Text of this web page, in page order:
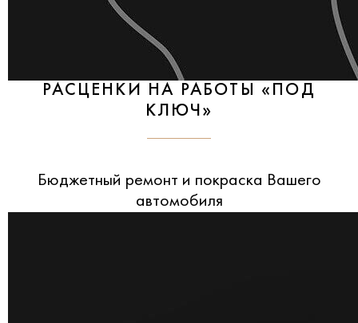
РАСЦЕНКИ НА РАБОТЫ «ПОД
КЛЮЧ»
Бюджетный ремонт и покраска Вашего
автомобиля